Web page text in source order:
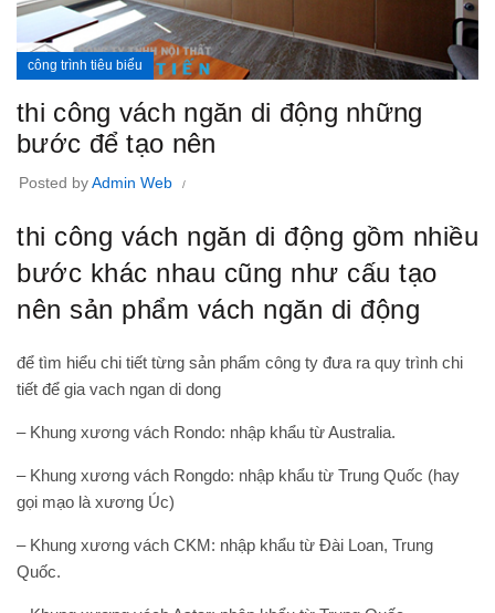
công trình tiêu biểu
thi công vách ngăn di động những
bước để tạo nên
Posted byAdmin Web
thi công vách ngăn di động gồm nhiều
bước khác nhau cũng như cấu tạo
nên sản phẩm vách ngăn di động
để tìm hiểu chi tiết từng sản phẩm công ty đưa ra quy trình chi
tiết để gia vach ngan di dong
– Khung xương vách Rondo: nhập khẩu từ Australia.
– Khung xương vách Rongdo: nhập khẩu từ Trung Quốc (hay
gọi mạo là xương Úc)
– Khung xương vách CKM: nhập khẩu từ Đài Loan, Trung
Quốc.